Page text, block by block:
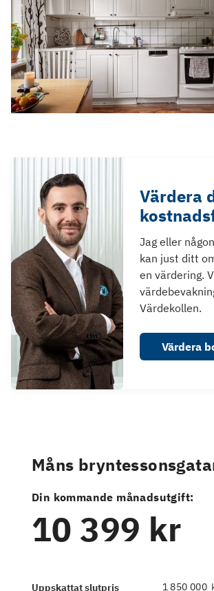
Värdera
Jag eller
kan just ditt
en värdering.
Värdekollen.
Värdera
Måns
Din kommande månadsutgift:
10 399 kr
Uppskattat slutpris